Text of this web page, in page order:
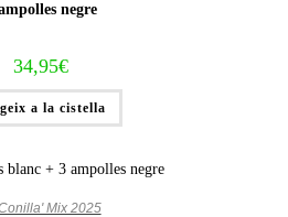
negre
34,95€
a la cistella
Mix 2025